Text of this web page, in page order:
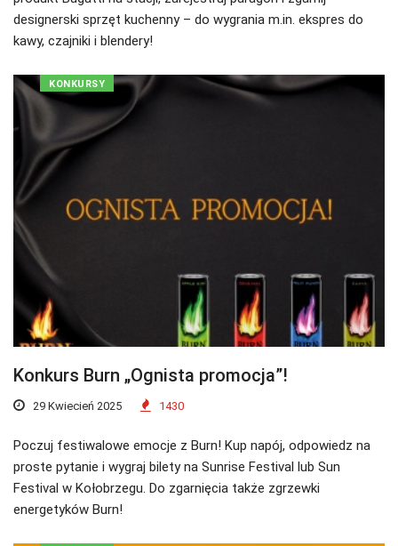
designerski sprzęt kuchenny – do wygrania m.in. ekspres do
kawy, czajniki i blendery!
KONKURSY
Konkurs Burn „Ognista promocja”!
29 Kwiecień 2025 1430
Poczuj festiwalowe emocje z Burn! Kup napój, odpowiedz na
proste pytanie i wygraj bilety na Sunrise Festival lub Sun
Festival w Kołobrzegu. Do zgarnięcia także zgrzewki
energetyków Burn!